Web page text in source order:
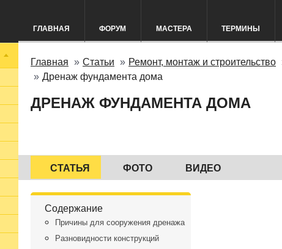
ГЛАВНАЯ ФОРУМ МАСТЕРА ТЕРМИНЫ
Главная Статьи Ремонт, монтаж и строительство
Дренаж фундамента дома
ДРЕНАЖ ФУНДАМЕНТА ДОМА
СТАТЬЯ ФОТО ВИДЕО
Содержание
Причины для сооружения дренажа
Разновидности конструкций